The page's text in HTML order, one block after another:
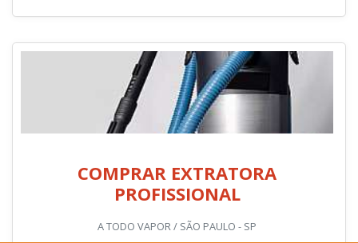
COMPRAR EXTRATORA
PROFISSIONAL
A TODO VAPOR / SÃO PAULO - SP